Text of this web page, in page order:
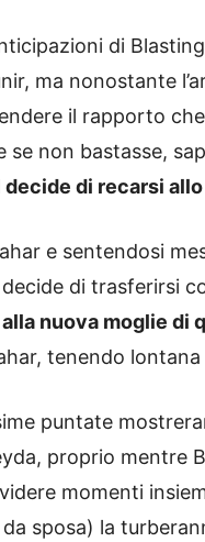
di
ma nonostante
il rapporto
non bastasse,
decide di recarsi
e sentendosi
di trasferirsi
nuova moglie di
tenendo
puntate
proprio mentre
momenti
sposa) la